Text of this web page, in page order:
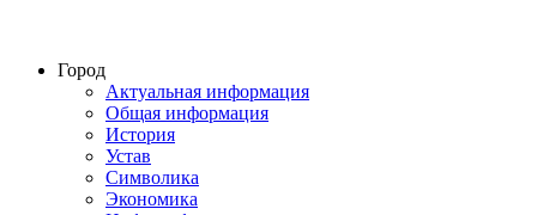
Город
Актуальная информация
Общая информация
История
Устав
Символика
Экономика